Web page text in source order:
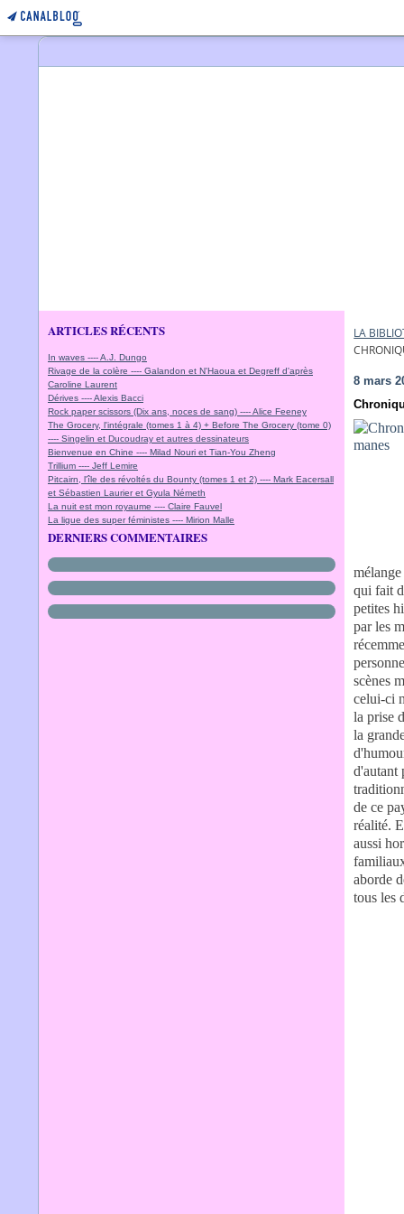
ARTICLES RÉCENTS
In waves ---- A.J. Dungo
Rivage de la colère ---- Galandon et N'Haoua et Degreff d'après
Caroline Laurent
Dérives ---- Alexis Bacci
Rock paper scissors (Dix ans, noces de sang) ---- Alice Feeney
The Grocery, l'intégrale (tomes 1 à 4) + Before The Grocery (tome 0)
---- Singelin et Ducoudray et autres dessinateurs
Bienvenue en Chine ---- Milad Nouri et Tian-You Zheng
Trillium ---- Jeff Lemire
Pitcairn, l'île des révoltés du Bounty (tomes 1 et 2) ---- Mark Eacersall
et Sébastien Laurier et Gyula Németh
La nuit est mon royaume ---- Claire Fauvel
La ligue des super féministes ---- Mirion Malle
DERNIERS COMMENTAIRES
LA
8 mars
qui fait
petites
par les
scènes
celui-ci
la prise
la
d'autant
de ce
réalité.
aussi
aborde
tous les